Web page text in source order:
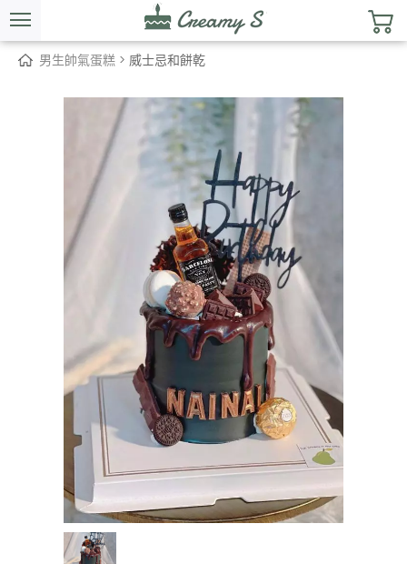
男生帥氣蛋糕 > 威士忌和餅乾